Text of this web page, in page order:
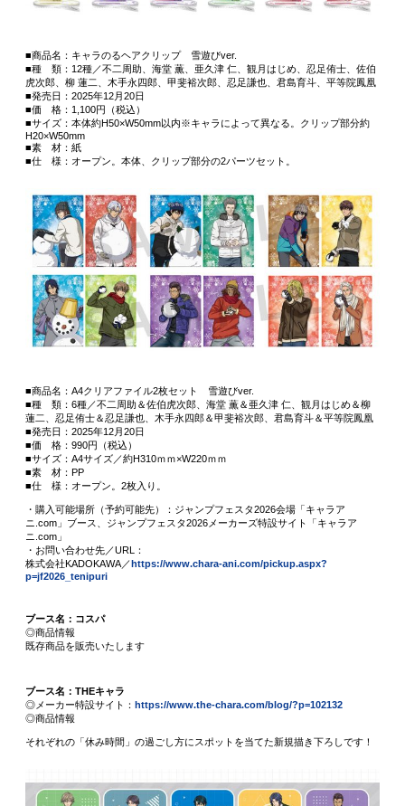
■商品名：キャラのるヘアクリップ 雪遊びver.
■種 類：12種／不二周助、海堂 薫、亜久津 仁、観月はじめ、忍足侑士、佐伯
虎次郎、柳 蓮二、木手永四郎、甲斐裕次郎、忍足謙也、君島育斗、平等院鳳凰
■発売日：2025年12月20日
■価 格：1,100円（税込）
■サイズ：本体約H50×W50mm以内※キャラによって異なる。クリップ部分約
H20×W50mm
■素 材：紙
■仕 様：オープン。本体、クリップ部分の2パーツセット。
■商品名：A4クリアファイル2枚セット 雪遊びver.
■種 類：6種／不二周助＆佐伯虎次郎、海堂 薫＆亜久津 仁、観月はじめ＆柳
蓮二、忍足侑士＆忍足謙也、木手永四郎＆甲斐裕次郎、君島育斗＆平等院鳳凰
■発売日：2025年12月20日
■価 格：990円（税込）
■サイズ：A4サイズ／約H310ｍｍ×W220ｍｍ
■素 材：PP
■仕 様：オープン。2枚入り。
・購入可能場所（予約可能先）：ジャンプフェスタ2026会場「キャラア
ニ.com」ブース、ジャンプフェスタ2026メーカーズ特設サイト「キャラア
ニ.com」
・お問い合わせ先／URL：
株式会社KADOKAWA／https://www.chara-ani.com/pickup.aspx?
p=jf2026_tenipuri
ブース名：コスパ
◎商品情報
既存商品を販売いたします
ブース名：THEキャラ
◎メーカー特設サイト： https://www.the-chara.com/blog/?p=102132
◎商品情報
それぞれの「休み時間」の過ごし方にスポットを当てた新規描き下ろしです！